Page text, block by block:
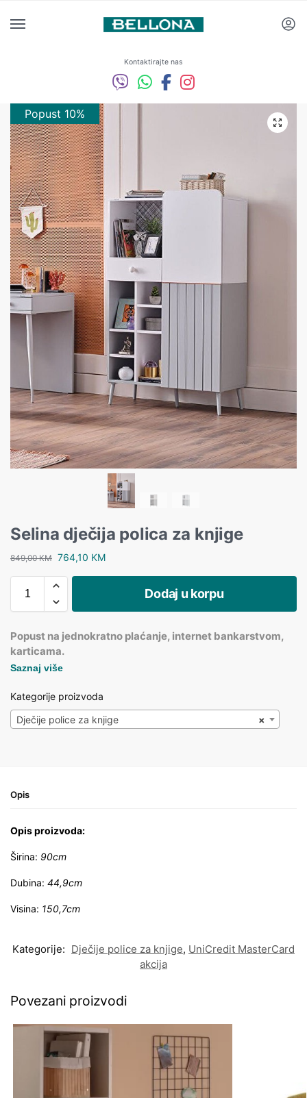
Kontaktirajte nas
Popust 10%
Selina dječija polica za knjige
849,00KM 764,10 KM
Dodaj u korpu
Popust na jednokratno plaćanje, internet bankarstvom,
karticama.
Saznaj više
Kategorije proizvoda
×
Dječije police za knjige
Opis
Opis proizvoda:
Širina: 90cm
Dubina: 44,9cm
Visina: 150,7cm
Kategorije: Dječije police za knjige, UniCredit MasterCard
akcija
Povezani proizvodi